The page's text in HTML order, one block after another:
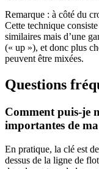
Remarque : à côté du
Cette technique
similaires mais d’une
(« up »), et donc plus
peuvent être mixées.
Questions
Comment puis-je
importantes de
En pratique, la clé est
dessus de la ligne de